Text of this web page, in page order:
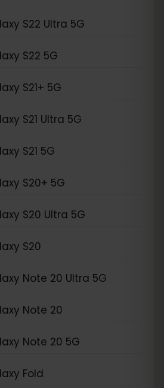
S22 Ultra 5G
S22 5G
S21+ 5G
S21 Ultra 5G
S21 5G
S20+ 5G
S20 Ultra 5G
S20
Note 20 Ultra 5G
Note 20
Note 20 5G
Fold